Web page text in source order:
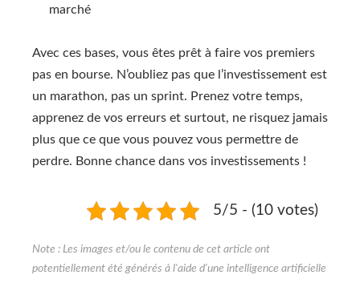
marché
Avec ces bases, vous êtes prêt à faire vos premiers
pas en bourse. N’oubliez pas que l’investissement est
un marathon, pas un sprint. Prenez votre temps,
apprenez de vos erreurs et surtout, ne risquez jamais
plus que ce que vous pouvez vous permettre de
perdre. Bonne chance dans vos investissements !
5/5 - (10 votes)